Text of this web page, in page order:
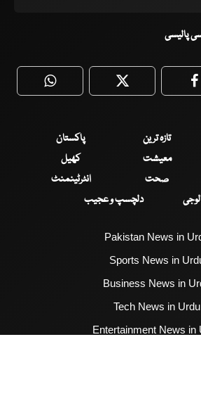
پالیسی
WhatsApp Twitter
تازہ ترین
پاکستان
معیشت
کھیل
صحت
انٹرٹینمنٹ
دلچسپ و عجیب
Pakistan News in
Sports News in
Business News in
Tech News in Urdu
Entertainment News in